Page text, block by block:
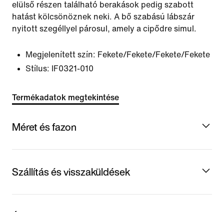
elülső részen található berakások pedig szabott
hatást kölcsönöznek neki. A bő szabású lábszár
nyitott szegéllyel párosul, amely a cipődre simul.
Megjelenített szín: Fekete/Fekete/Fekete/Fekete
Stílus:
IF0321-010
Termékadatok megtekintése
Méret és fazon
Szállítás és visszaküldések